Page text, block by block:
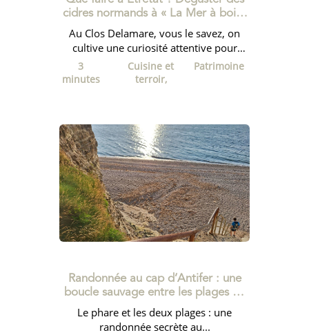
cidres normands à « La Mer à boire
Au Clos Delamare, vous le savez, on
cultive une curiosité attentive pour
notre territoire et ses acteurs. C’est pour
nous une joie...
3
minutes
Cuisine et
terroir,
Patrimoine
Randonnée au cap d’Antifer : une
boucle sauvage entre les plages du
Fourquet et du Tilleul
Le phare et les deux plages : une
randonnée secrète au...